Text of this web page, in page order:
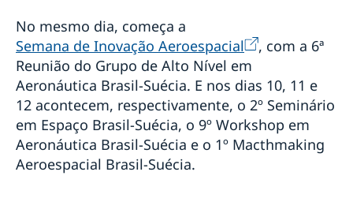
Oficina WikiGap
Eventos
Mostra de Cinema Nórdico no CCBB
Semanas de Inovação Suécia-Brasil 2021: cocriando o
futuro
VI Festival Internacional de Cinema LGBTQI+
Dia Nacional 2021
Meio Ambiente e Sustentabilidade
#SuéciaEmCasa Especial
Netiqueta nas mídias sociais
Contato
No mesmo dia, começa a
Semana de Inovação Aeroespacial
, com a 6ª
Reunião do Grupo de Alto Nível em
Aeronáutica Brasil-Suécia. E nos dias 10, 11 e
12 acontecem, respectivamente, o 2º Seminário
em Espaço Brasil-Suécia, o 9º Workshop em
Aeronáutica Brasil-Suécia e o 1º Macthmaking
Aeroespacial Brasil-Suécia.